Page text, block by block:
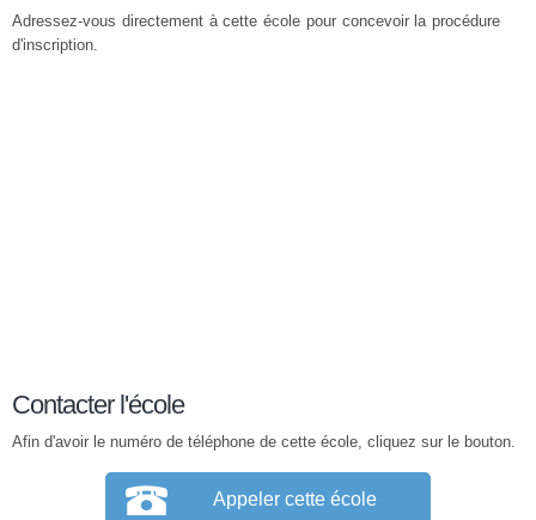
Adressez-vous directement à cette école pour concevoir la procédure
d'inscription.
Contacter l'école
Afin d'avoir le numéro de téléphone de cette école, cliquez sur le bouton.
Appeler cette école